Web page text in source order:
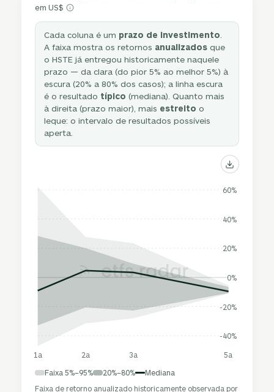
em US$
Cada coluna é um prazo de investimento
A faixa mostra os retornos anualizados que
o HSTE já entregou historicamente naquele
prazo — da clara (do pior 5% ao melhor 5%) à
escura (20% a 80% dos casos); a linha escura
é o resultado típico (mediana). Quanto mais
à direita (prazo maior), mais estreito o
leque: o intervalo de resultados possíveis
aperta.
-40%
-20%
0%
20%
40%
60%
1a 2a 3a 5a
Faixa 5%–95% 20%–80%
Mediana
Faixa de retorno anualizado historicamente observada por